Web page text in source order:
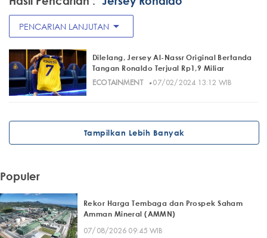
PENCARIAN LANJUTAN arrow_drop_down
Dilelang, Jersey Al-Nassr Original Bertanda
Tangan Ronaldo Terjual Rp1,9 Miliar
ECOTAINMENT
· 07/02/2024 13:12 WIB
Tampilkan Lebih Banyak
Populer
Rekor Harga Tembaga dan Prospek Saham
Amman Mineral (AMMN)
07/08/2026 09:45 WIB